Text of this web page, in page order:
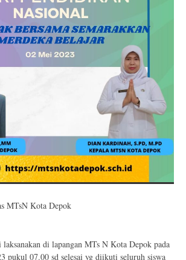
MTsN Kota Depok
di lapangan MTs N Kota Depok pada
pukul 07.00 sd selesai yg diikuti seluruh siswa